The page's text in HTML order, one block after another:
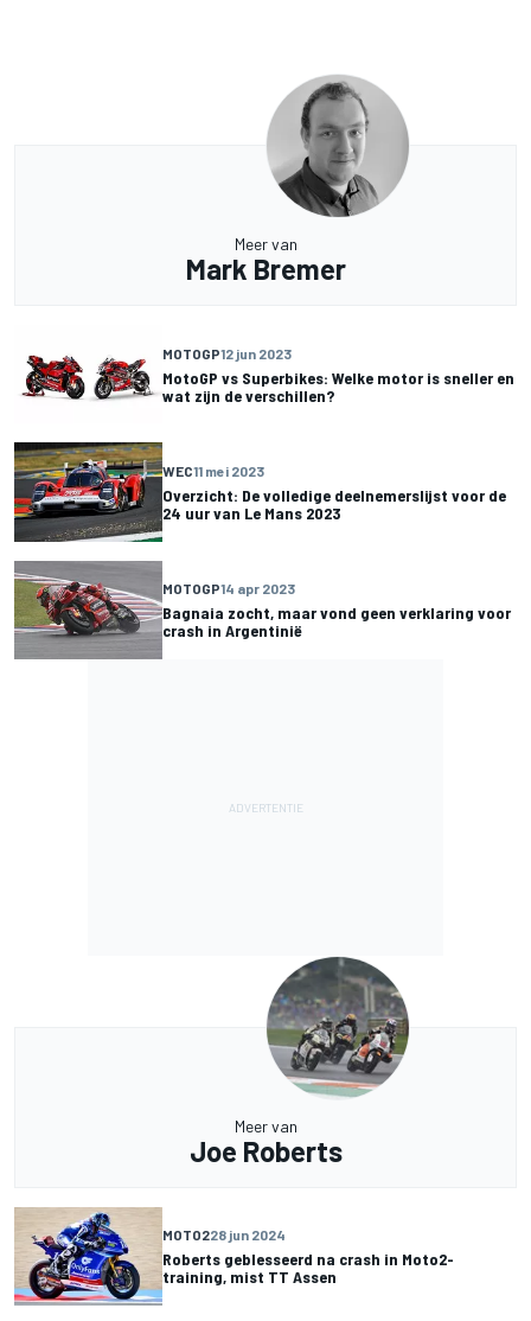
Meer van
Mark Bremer
MOTOGP12 jun 2023
MotoGP vs Superbikes: Welke motor is sneller en
wat zijn de verschillen?
WEC11 mei 2023
Overzicht: De volledige deelnemerslijst voor de
24 uur van Le Mans 2023
MOTOGP14 apr 2023
Bagnaia zocht, maar vond geen verklaring voor
crash in Argentinië
Meer van
Joe Roberts
MOTO228 jun 2024
Roberts geblesseerd na crash in Moto2-
training, mist TT Assen